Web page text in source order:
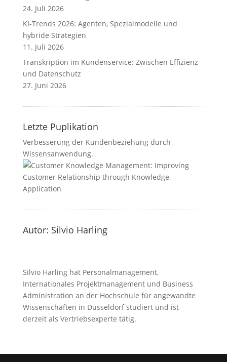
24. Juli 2026
KI-Trends 2026: Agenten, Spezialmodelle und
hybride Strategien
11. Juli 2026
Transkription im Kundenservice: Zwischen Effizienz
und Datenschutz
27. Juni 2026
Letzte Puplikation
Verbesserung der Kundenbeziehung durch
Wissensanwendung.
Autor: Silvio Harling
Silvio Harling hat Personalmanagement,
Internationales Projektmanagement und Business
Administration an der Hochschule für angewandte
Wissenschaften in Düsseldorf studiert und ist
derzeit als Vertriebsexperte tätig.